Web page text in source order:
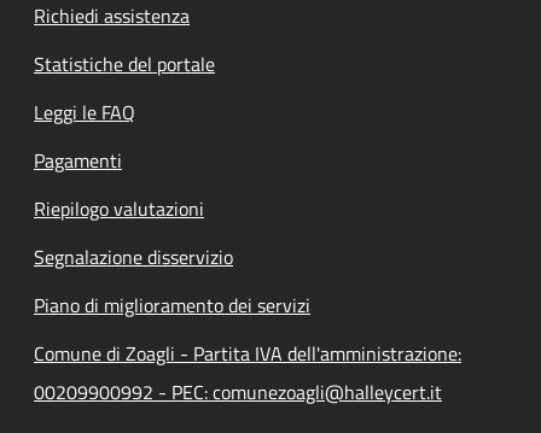
Richiedi assistenza
Statistiche del portale
Leggi le FAQ
Pagamenti
Riepilogo valutazioni
Segnalazione disservizio
Piano di miglioramento dei servizi
Comune di Zoagli - Partita IVA dell'amministrazione:
00209900992 - PEC: comunezoagli@halleycert.it